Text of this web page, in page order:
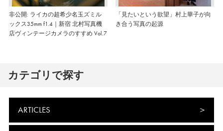
非公開: ライカの超希少名玉ズミル
ックス35mm f1.4｜新宿 北村写真機
店ヴィンテージカメラのすすめ Vol.7
「見たいという欲望」村上華子が向
き合う写真の起源
カテゴリで探す
ARTICLES